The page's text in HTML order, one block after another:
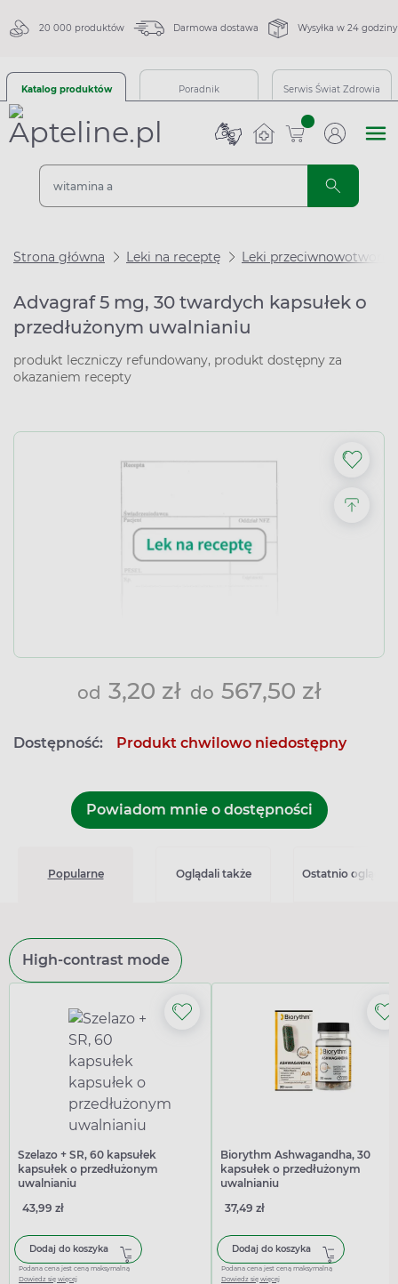
20 000 produktów Darmowa dostawa Wysyłka w 24 godziny
Katalog produktów Poradnik Serwis Świat Zdrowia
sztuk
Strona główna Leki na receptę Leki
Advagraf 5 mg, 30 twardych kapsułek o
przedłużonym uwalnianiu
produkt leczniczy refundowany, produkt dostępny za
okazaniem recepty
od 3,20 zł do 567,50 zł
Dostępność: Produkt chwilowo niedostępny
Powiadom mnie o dostępności
Popularne Oglądali także Ostatnio
High-contrast mode
Szelazo + SR, 60 kapsułek
kapsułek o przedłużonym
uwalnianiu
43,99 zł
Dodaj do koszyka
Podana cena jest ceną maksymalną
Dowiedz się więcej
Biorythm Ashwagandha, 30
kapsułek o przedłużonym
uwalnianiu
37,49 zł
Dodaj do koszyka
Podana cena jest ceną maksymalną
Dowiedz się więcej